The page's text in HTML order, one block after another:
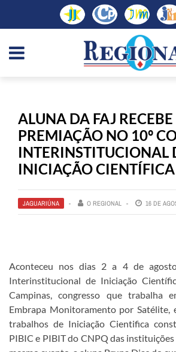
ALUNA DA FAJ RECEBE
PREMIAÇÃO NO 10º
INTERINSTITUCIONAL
INICIAÇÃO CIENTÍFICA
JAGUARIÚNA O REGIONAL 16 DE
Aconteceu nos dias 2 a 4 de
Interinstitucional de Iniciação
Campinas, congresso que trabalha
Embrapa Monitoramento por Satélite,
trabalhos de Iniciação Cientifica
PIBIC e PIBIT do CNPQ das